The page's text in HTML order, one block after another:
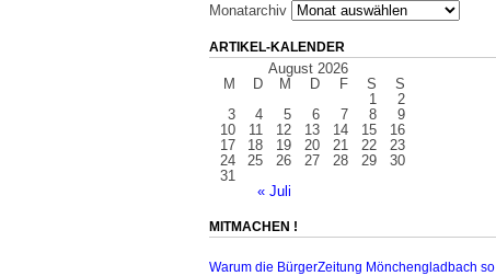
Monatarchiv
ARTIKEL-KALENDER
August 2026
M
D M D F S S
« Juli
1
2
3
4 5 6 7 8
9
10
11 12 13 14 15
16
17
18 19 20 21 22
23
24
25 26 27 28 29
30
31
MITMACHEN !
Warum die BürgerZeitung Mönchengladbach so